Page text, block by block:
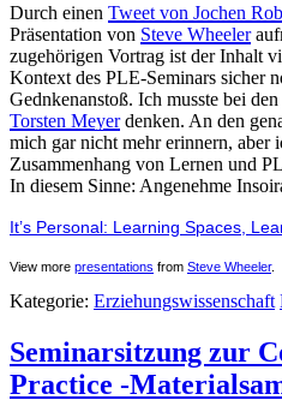
Durch einen Tweet von Jochen
Präsentation von Steve Wheeler
zugehörigen Vortrag ist der Inhalt
Kontext des PLE-Seminars sicher
Gednkenanstoß. Ich musste bei den
Torsten Meyerdenken. An den
mich gar nicht mehr erinnern, aber
Zusammenhang von Lernen und
In diesem Sinne: Angenehme
It’s Personal: Learning Spaces,
View more presentations from Steve Wheeler.
Kategorie: Erziehungswissenschaft
Seminarsitzung zur
Practice -